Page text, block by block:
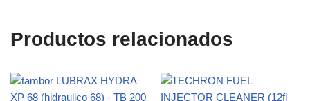
Productos relacionados